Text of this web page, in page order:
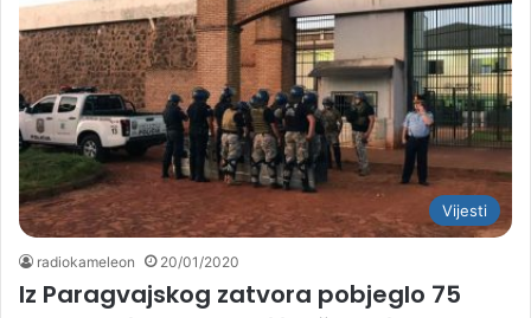
Vijesti
radiokameleon 20/01/2020
Iz Paragvajskog zatvora pobjeglo 75